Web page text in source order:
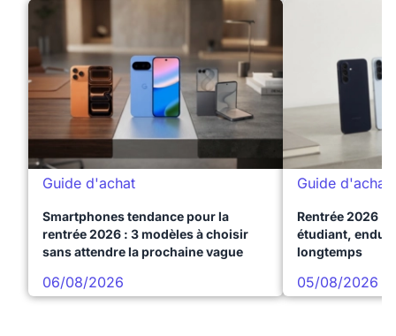
Guide d'achat
Smartphones tendance pour la
rentrée 2026 : 3 modèles à choisir
sans attendre la prochaine vague
06/08/2026
Guide d'achat
Rentrée 2026 :
étudiant,
longtemps
05/08/2026